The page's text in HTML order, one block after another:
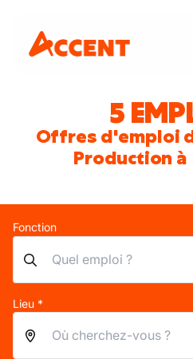
5
Offres d'emploi
Production
Fonction
Lieu *